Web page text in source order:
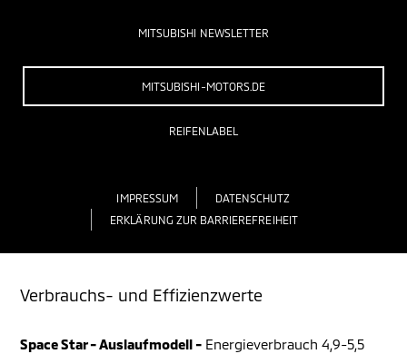
MITSUBISHI NEWSLETTER
MITSUBISHI-MOTORS.DE
REIFENLABEL
IMPRESSUM
DATENSCHUTZ
ERKLÄRUNG ZUR BARRIEREFREIHEIT
Verbrauchs- und Effizienzwerte
Space Star - Auslaufmodell - Energieverbrauch 4,9-5,5